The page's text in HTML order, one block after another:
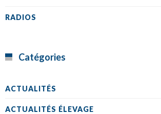
RADIOS
Catégories
ACTUALITÉS
ACTUALITÉS ÉLEVAGE